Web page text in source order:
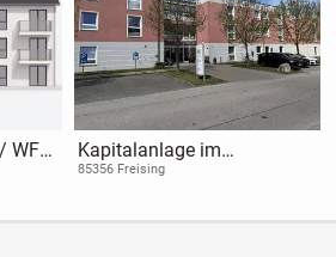
WFL
Kapitalanlage im
Wachstumsmarkt Pflege
85356 Freising